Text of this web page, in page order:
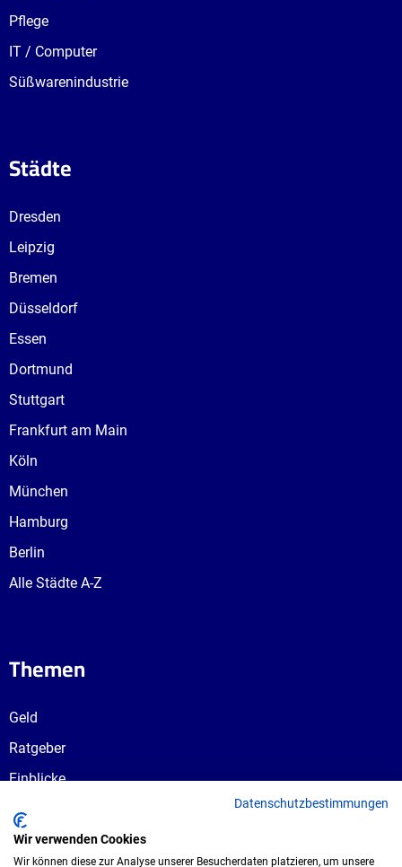
Pflege
IT / Computer
Süßwarenindustrie
Städte
Dresden
Leipzig
Bremen
Düsseldorf
Essen
Dortmund
Stuttgart
Frankfurt am Main
Köln
München
Hamburg
Berlin
Alle Städte A-Z
Themen
Geld
Ratgeber
Einblicke
Ausbildungswege
Berufswahl
Datenschutzbestimmungen
Wir verwenden Cookies
Wir können diese zur Analyse unserer Besucherdaten platzieren, um unsere